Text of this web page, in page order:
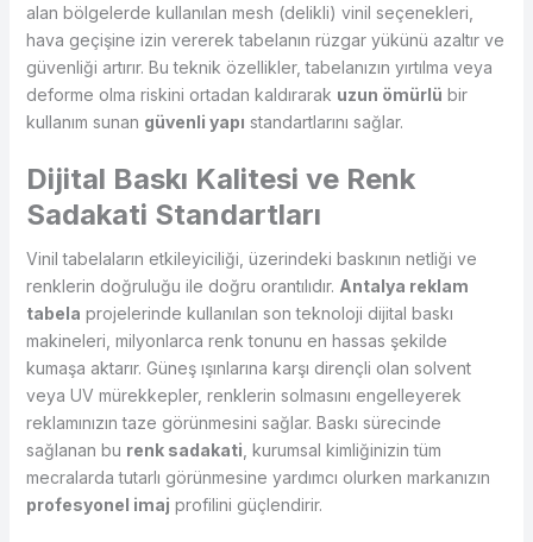
alan bölgelerde kullanılan mesh (delikli) vinil seçenekleri,
hava geçişine izin vererek tabelanın rüzgar yükünü azaltır ve
güvenliği artırır. Bu teknik özellikler, tabelanızın yırtılma veya
deforme olma riskini ortadan kaldırarak uzun ömürlü bir
kullanım sunan güvenli yapı standartlarını sağlar.
Dijital Baskı Kalitesi ve Renk
Sadakati Standartları
Vinil tabelaların etkileyiciliği, üzerindeki baskının netliği ve
renklerin doğruluğu ile doğru orantılıdır. Antalya reklam
tabela projelerinde kullanılan son teknoloji dijital baskı
makineleri, milyonlarca renk tonunu en hassas şekilde
kumaşa aktarır. Güneş ışınlarına karşı dirençli olan solvent
veya UV mürekkepler, renklerin solmasını engelleyerek
reklamınızın taze görünmesini sağlar. Baskı sürecinde
sağlanan bu renk sadakati , kurumsal kimliğinizin tüm
mecralarda tutarlı görünmesine yardımcı olurken markanızın
profesyonel imaj profilini güçlendirir.